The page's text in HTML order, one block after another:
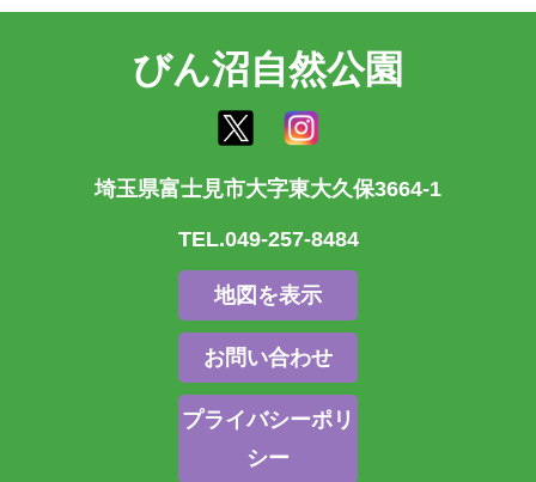
びん沼自然公園
埼玉県富士見市大字東大久保3664-1
TEL.049-257-8484
地図を表示
お問い合わせ
プライバシーポリ
シー